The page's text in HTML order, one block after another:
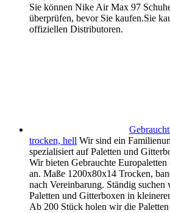
Sie können Nike Air Max 97
überprüfen, bevor Sie kaufen.Sie
offiziellen Distributoren.
trocken, hell Wir sind ein
spezialisiert auf Paletten und
Wir bieten Gebrauchte
an. Maße 1200x80x14 Trocken,
nach Vereinbarung. Ständig
Paletten und Gitterboxen in
Ab 200 Stück holen wir die Paletten